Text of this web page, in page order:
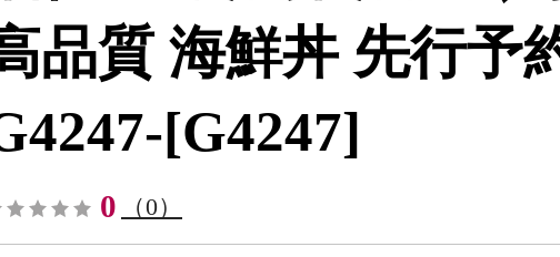
品質 海鮮丼 先行予
[G4247]
0 （0）